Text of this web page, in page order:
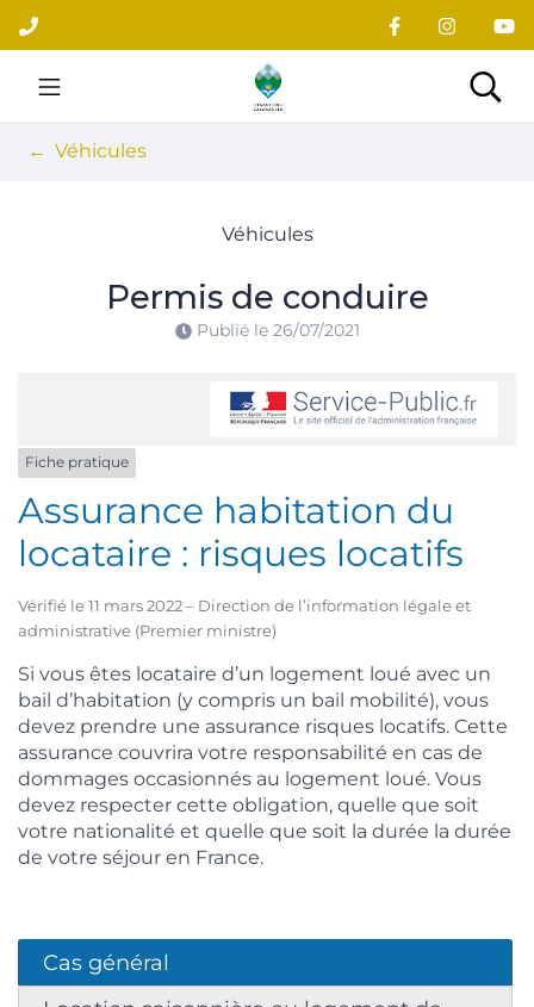
Aller
au
contenu
Site officiel du village
Véhicules
Véhicules
Permis de conduire
Publié le 26/07/2021
Fiche pratique
Assurance habitation du
locataire : risques locatifs
Vérifié le 11 mars 2022 – Direction de l’information légale et
administrative (Premier ministre)
Si vous êtes locataire d’un logement loué avec un
bail d’habitation (y compris un bail mobilité), vous
devez prendre une assurance risques locatifs. Cette
assurance couvrira votre responsabilité en cas de
dommages occasionnés au logement loué. Vous
devez respecter cette obligation, quelle que soit
votre nationalité et quelle que soit la durée la durée
de votre séjour en France.
Cas général